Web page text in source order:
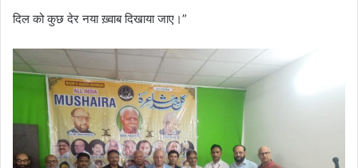
दिल को कुछ देर नया ख़्वाब दिखाया जाए।”